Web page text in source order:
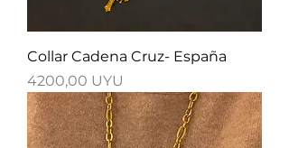
Collar Cadena Cruz- España
Precio
4200,00 UYU